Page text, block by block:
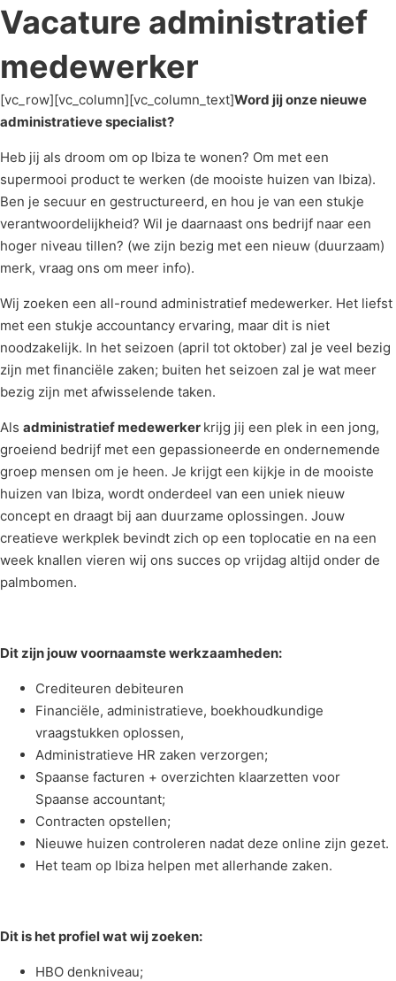
Vacature administratief
medewerker
[vc_row][vc_column][vc_column_text]Word jij onze nieuwe
administratieve specialist?
Heb jij als droom om op Ibiza te wonen? Om met een
supermooi product te werken (de mooiste huizen van Ibiza).
Ben je secuur en gestructureerd, en hou je van een stukje
verantwoordelijkheid? Wil je daarnaast ons bedrijf naar een
hoger niveau tillen? (we zijn bezig met een nieuw (duurzaam)
merk, vraag ons om meer info).
Wij zoeken een all-round administratief medewerker. Het liefst
met een stukje accountancy ervaring, maar dit is niet
noodzakelijk. In het seizoen (april tot oktober) zal je veel bezig
zijn met financiële zaken; buiten het seizoen zal je wat meer
bezig zijn met afwisselende taken.
Als administratief medewerker krijg jij een plek in een jong,
groeiend bedrijf met een gepassioneerde en ondernemende
groep mensen om je heen. Je krijgt een kijkje in de mooiste
huizen van Ibiza, wordt onderdeel van een uniek nieuw
concept en draagt bij aan duurzame oplossingen. Jouw
creatieve werkplek bevindt zich op een toplocatie en na een
week knallen vieren wij ons succes op vrijdag altijd onder de
palmbomen.
Dit zijn jouw voornaamste werkzaamheden:
Crediteuren debiteuren
Financiële, administratieve, boekhoudkundige
vraagstukken oplossen,
Administratieve HR zaken verzorgen;
Spaanse facturen + overzichten klaarzetten voor
Spaanse accountant;
Contracten opstellen;
Nieuwe huizen controleren nadat deze online zijn gezet.
Het team op Ibiza helpen met allerhande zaken.
Dit is het profiel wat wij zoeken:
HBO denkniveau;